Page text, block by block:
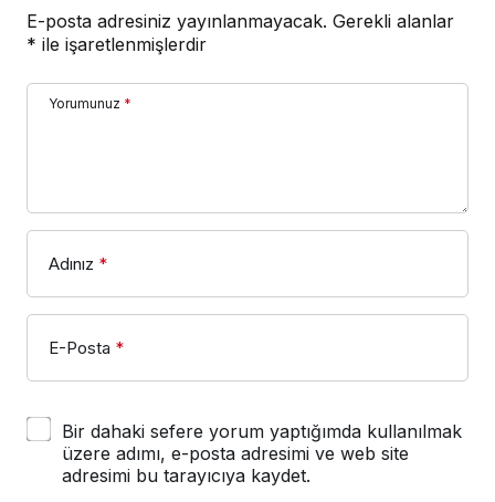
E-posta adresiniz yayınlanmayacak. Gerekli alanlar
* ile işaretlenmişlerdir
Yorumunuz *
Adınız *
E-Posta *
Bir dahaki sefere yorum yaptığımda kullanılmak
üzere adımı, e-posta adresimi ve web site
adresimi bu tarayıcıya kaydet.